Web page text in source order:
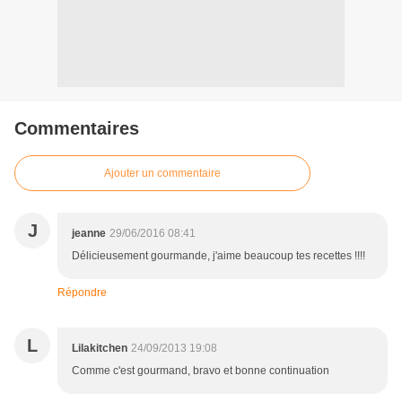
Commentaires
Ajouter un commentaire
J jeanne 29/06/2016 08:41
Délicieusement gourmande, j'aime beaucoup tes recettes !!!!
Répondre
L Lilakitchen 24/09/2013 19:08
Comme c'est gourmand, bravo et bonne continuation